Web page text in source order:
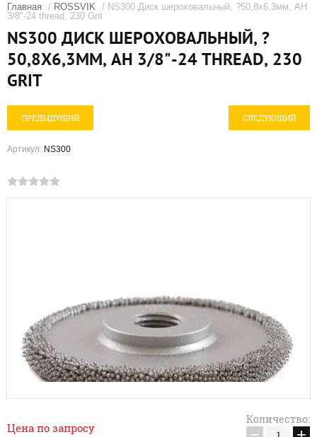
Главная / ROSSVIK
/ NS300 Диск шероховальный, ?50,8x6,3мм, AH
3/8"-24 thread, 230 Grit
NS300 ДИСК ШЕРОХОВАЛЬНЫЙ, ?
50,8X6,3ММ, AH 3/8"-24 THREAD, 230
GRIT
ПРЕДЫДУЩИЙ СЛЕДУЮЩИЙ
Артикул: NS300
Цена по запросу
Количество: